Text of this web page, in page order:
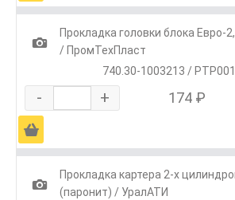
1
Прокладка головки блока Евро-
/ ПромТехПласт
740.30-1003213 /
- + 174 ₽
Ä
1
Прокладка картера 2-х
(паронит) / УралАТИ